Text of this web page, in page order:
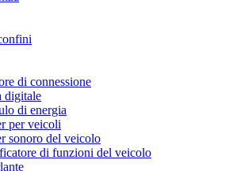
di connessione
digitale
di energia
per veicoli
sonoro del veicolo
di funzioni del veicolo